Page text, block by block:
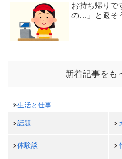
お持ち帰りで
の…」と返そ
新着記事をも
生活と仕事
話題
体験談